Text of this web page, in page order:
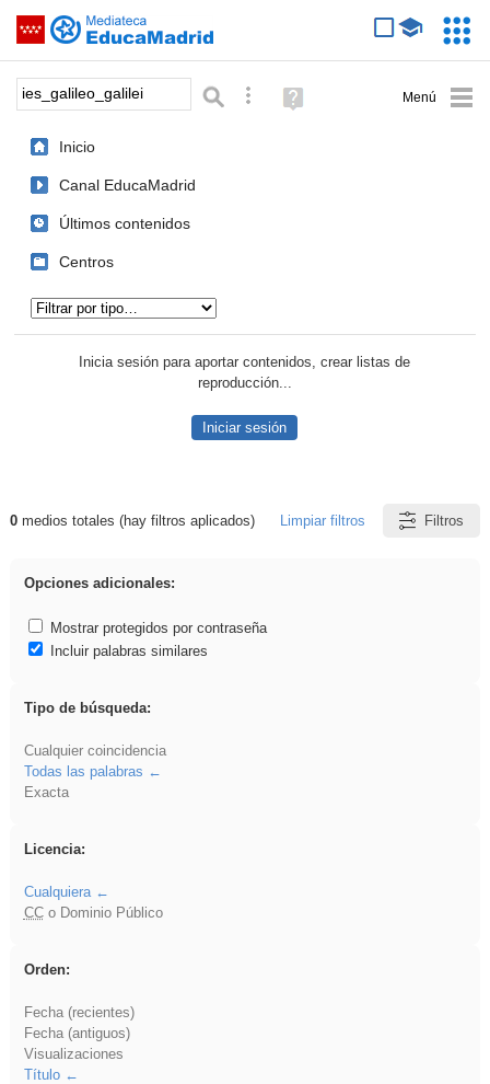
Saltar navegación
Palabra o frase: Búsqueda avanzada
Ayuda
(en
Inicio
Canal EducaMadrid
Últimos contenidos
Centros
Inicia sesión para aportar contenidos, crear listas de
reproducción...
Iniciar sesión
Resultados de: ies_galileo_galilei
0medios totales (hay filtros aplicados) Limpiar filtros Filtros
Opciones adicionales:
Mostrar protegidos por contraseña
Incluir palabras similares
Tipo de búsqueda:
Cualquier coincidencia
Todas las palabras
Exacta
Licencia:
Cualquiera
CCo Dominio Público
Orden:
Fecha (recientes)
Fecha (antiguos)
Visualizaciones
Título